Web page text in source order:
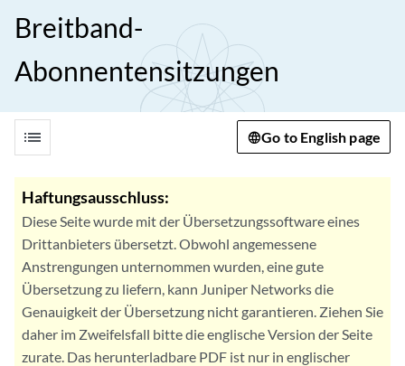
Breitband-
Abonnentensitzungen
list Go to English page
Haftungsausschluss:
Diese Seite wurde mit der Übersetzungssoftware eines
Drittanbieters übersetzt. Obwohl angemessene
Anstrengungen unternommen wurden, eine gute
Übersetzung zu liefern, kann Juniper Networks die
Genauigkeit der Übersetzung nicht garantieren. Ziehen Sie
daher im Zweifelsfall bitte die englische Version der Seite
zurate. Das herunterladbare PDF ist nur in englischer